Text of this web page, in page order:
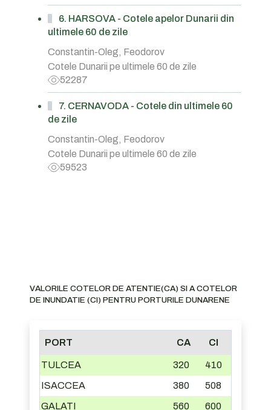
6. HARSOVA - Cotele apelor Dunarii din
ultimele 60 de zile
Constantin-Oleg, Feodorov
Cotele Dunarii pe ultimele 60 de zile
52287
7. CERNAVODA - Cotele din ultimele 60
de zile
Constantin-Oleg, Feodorov
Cotele Dunarii pe ultimele 60 de zile
59523
VALORILE COTELOR DE ATENTIE(CA) SI A COTELOR
DE INUNDATIE (CI) PENTRU PORTURILE DUNARENE
PORT CA CI
TULCEA 320
410
ISACCEA
380
508
GALATI
560
600